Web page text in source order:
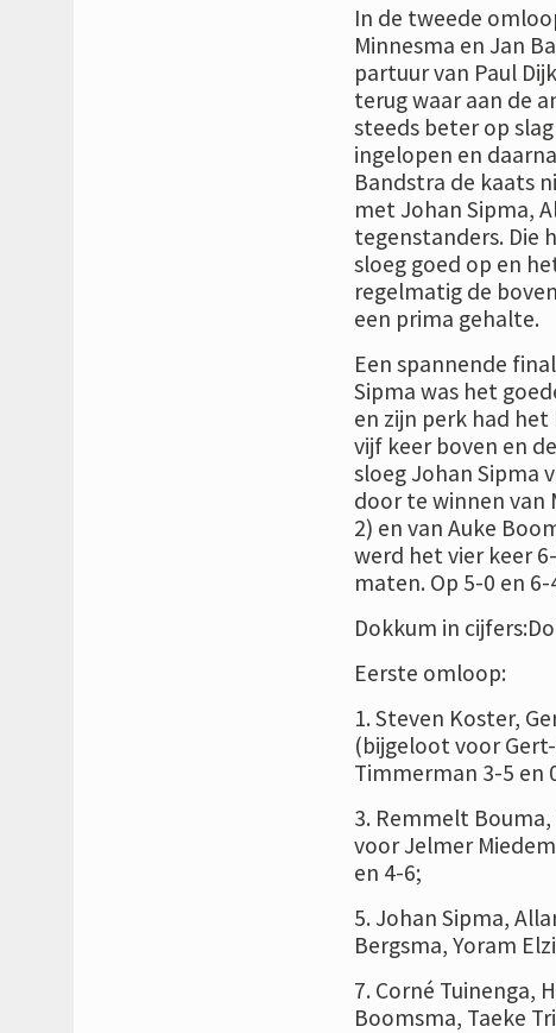
In de tweede
Minnesma en Jan
partuur van Paul
terug waar aan de
steeds beter op
ingelopen en
Bandstra de kaats
met Johan Sipma,
tegenstanders. Die
sloeg goed op en
regelmatig de
een prima gehalte.
Een spannende
Sipma was het
en zijn perk had
vijf keer boven en
sloeg Johan Sipma
door te winnen van
2) en van Auke
werd het vier keer
maten. Op 5-0 en
Dokkum in
Eerste omloop:
1. Steven Koster,
(bijgeloot voor
Timmerman 3-5 en
3. Remmelt
voor Jelmer
en 4-6;
5. Johan Sipma,
Bergsma, Yoram
7. Corné Tuinenga,
Boomsma, Taeke